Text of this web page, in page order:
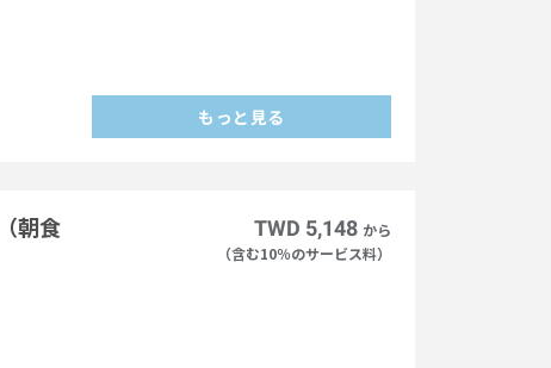
もっと見る
朝食
TWD 5,148 から
（含む10％のサービス料）